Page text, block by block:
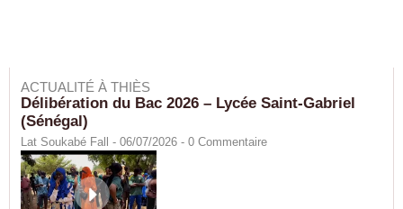
ACTUALITÉ À THIÈS
Délibération du Bac 2026 – Lycée Saint-Gabriel
(Sénégal)
Lat Soukabé Fall - 06/07/2026 - 0 Commentaire